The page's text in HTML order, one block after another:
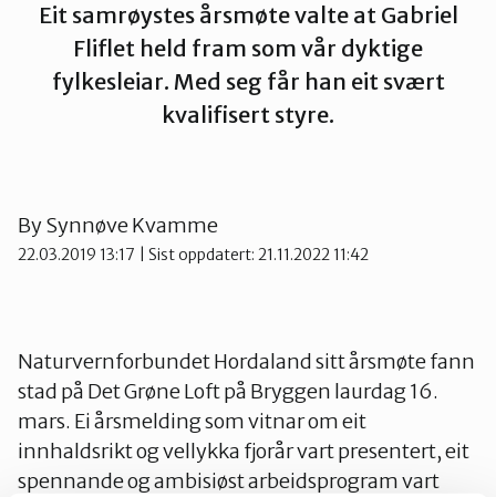
Hardanger
Nordhordland
Stord
Vaksdal
Eit samrøystes årsmøte valte at Gabriel
Fliflet held fram som vår dyktige
fylkesleiar. Med seg får han eit svært
kvalifisert styre.
BySynnøve Kvamme
22.03.2019 13:17 | Sist oppdatert: 21.11.2022 11:42
Naturvernforbundet Hordaland sitt årsmøte fann
stad på Det Grøne Loft på Bryggen laurdag 16.
mars. Ei årsmelding som vitnar om eit
innhaldsrikt og vellykka fjorår vart presentert, eit
spennande og ambisiøst arbeidsprogram vart